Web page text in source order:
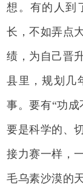
想。有的人到
长，不如弄点
绩，为自己晋
县里，规划几
事。要有“功
要是科学的、
接力赛一样，
毛乌素沙漠的